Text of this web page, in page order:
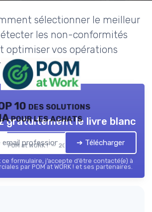
sélectionner le meilleur
les non-conformités
optimiser vos opérations
10 des solutions
pour les achats
POM at WORK ! — 2026
gratuitement le livre blanc
➔ Télécharger
formulaire, j’accepte d’être contacté(e) à
par POM at WORK ! et ses partenaires.